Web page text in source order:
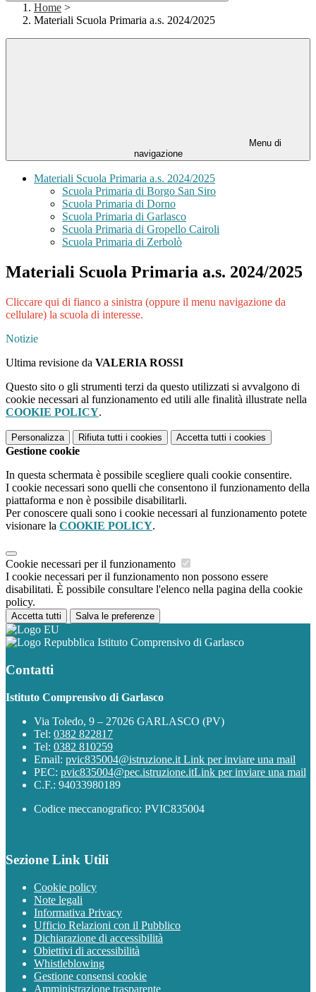
Home >
Materiali Scuola Primaria a.s. 2024/2025
Menu di
navigazione
Materiali Scuola Primaria a.s. 2024/2025
Scuola Primaria di Borgo San Siro
Scuola Primaria di Dorno
Scuola Primaria di Garlasco
Scuola Primaria di Gropello Cairoli
Scuola Primaria di Zerbolò
Materiali Scuola Primaria a.s. 2024/2025
Cliccare qui di fianco a sinistra (oppure il menu navigazione da
cellulare) la scuola di interesse.
Notizie
Ultima revisione da VALERIA ROSSI
Questo sito o gli strumenti terzi da questo utilizzati si avvalgono di
cookie necessari al funzionamento ed utili alle finalità illustrate nella
COOKIE POLICY.
Personalizza Rifiuta tutti i cookies Accetta tutti i cookies
Gestione cookie
In questa schermata è possibile scegliere quali cookie consentire.
I cookie necessari sono quelli che consentono il funzionamento della
piattaforma e non è possibile disabilitarli.
Per conoscere quali sono i cookie necessari al funzionamento potete
visionare la COOKIE POLICY.
Cookie necessari per il funzionamento
I cookie necessari per il funzionamento non possono essere
disabilitati. È possibile consultare l'elenco nella pagina della cookie
policy.
Accetta tutti Salva le preferenze
Istituto Comprensivo di Garlasco
Contatti
Istituto Comprensivo di Garlasco
Via Toledo, 9 – 27026 GARLASCO (PV)
Tel: 0382 822817
Tel: 0382 810259
Email: pvic835004@istruzione.it Link per inviare una mail
PEC: pvic835004@pec.istruzione.itLink per inviare una mail
C.F.: 94033980189
Codice meccanografico: PVIC835004
Sezione Link Utili
Cookie policy
Note legali
Informativa Privacy
Ufficio Relazioni con il Pubblico
Dichiarazione di accessibilità
Obiettivi di accessibilità
Whistleblowing
Gestione consensi cookie
Amministrazione trasparente